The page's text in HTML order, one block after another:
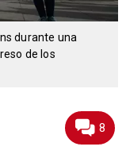
durante una
de los
8